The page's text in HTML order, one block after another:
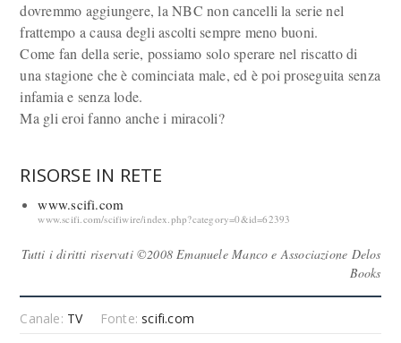
dovremmo aggiungere, la NBC non cancelli la serie nel
frattempo a causa degli ascolti sempre meno buoni.
Come fan della serie, possiamo solo sperare nel riscatto di
una stagione che è cominciata male, ed è poi proseguita senza
infamia e senza lode.
Ma gli eroi fanno anche i miracoli?
RISORSE IN RETE
www.scifi.com
www.scifi.com/scifiwire/index.php?category=0&id=62393
Tutti i diritti riservati ©2008 Emanuele Manco e Associazione Delos
Books
Canale: TV Fonte: scifi.com